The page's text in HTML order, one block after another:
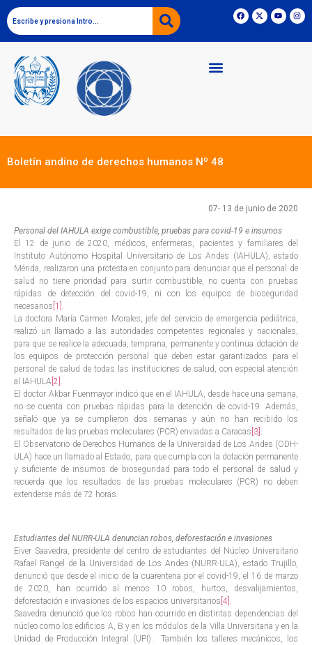
Boletín andino de derechos humanos Nº 48
07- 13 de junio de 2020
Personal del IAHULA exige combustible, pruebas para covid-19 e insumos
El 12 de junio de 2020, médicos, enfermeras, pacientes y familiares del
Instituto Autónomo Hospital Universitario de Los Andes (IAHULA), estado
Mérida, realizaron una protesta en conjunto para denunciar que el personal de
salud no tiene prioridad para surtir combustible, no cuenta con pruebas
rápidas de detección del covid-19, ni con los equipos de bioseguridad
necesarios [1] .
La doctora María Carmen Morales, jefe del servicio de emergencia pediátrica,
realizó un llamado a las autoridades competentes regionales y nacionales,
para que se realice la adecuada, temprana, permanente y continua dotación de
los equipos de protección personal que deben estar garantizados para el
personal de salud de todas las instituciones de salud, con especial atención
al IAHULA [2] .
El doctor Akbar Fuenmayor indicó que en el IAHULA, desde hace una semana,
no se cuenta con pruebas rápidas para la detención de covid-19. Además,
señaló que ya se cumplieron dos semanas y aún no han recibido los
resultados de las pruebas moleculares (PCR) enviadas a Caracas [3] .
El Observatorio de Derechos Humanos de la Universidad de Los Andes (ODH-
ULA) hace un llamado al Estado, para que cumpla con la dotación permanente
y suficiente de insumos de bioseguridad para todo el personal de salud y
recuerda que los resultados de las pruebas moleculares (PCR) no deben
extenderse más de 72 horas.
Estudiantes del NURR-ULA denuncian robos, deforestación e invasiones
Eiver Saavedra, presidente del centro de estudiantes del Núcleo Universitario
Rafael Rangel de la Universidad de Los Andes (NURR-ULA), estado Trujillo,
denunció que desde el inicio de la cuarentena por el covid-19, el 16 de marzo
de 2020, han ocurrido al menos 10 robos, hurtos, desvalijamientos,
deforestación e invasiones de los espacios universitarios [4] .
Saavedra denunció que los robos han ocurrido en distintas dependencias del
núcleo como los edificios A, B y en los módulos de la Villa Universitaria y en la
Unidad de Producción Integral (UPI). También los talleres mecánicos, los